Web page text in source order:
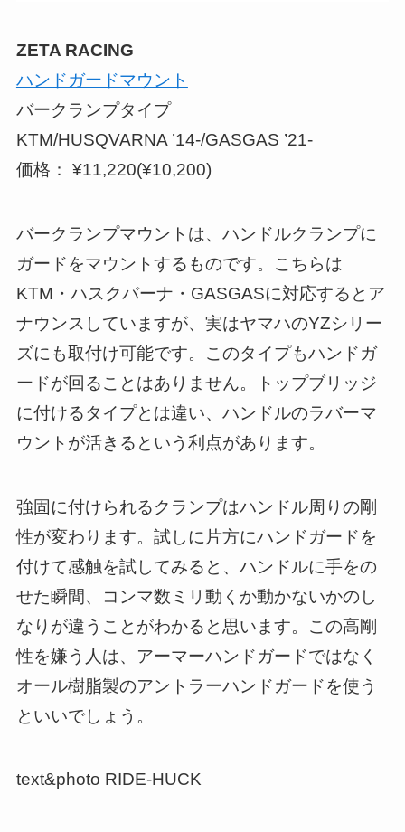
ZETA RACING
ハンドガードマウント
バークランプタイプ
KTM/HUSQVARNA ’14-/GASGAS ’21-
価格： ¥11,220(¥10,200)
バークランプマウントは、ハンドルクランプに
ガードをマウントするものです。こちらは
KTM・ハスクバーナ・GASGASに対応するとア
ナウンスしていますが、実はヤマハのYZシリー
ズにも取付け可能です。このタイプもハンドガ
ードが回ることはありません。トップブリッジ
に付けるタイプとは違い、ハンドルのラバーマ
ウントが活きるという利点があります。
強固に付けられるクランプはハンドル周りの剛
性が変わります。試しに片方にハンドガードを
付けて感触を試してみると、ハンドルに手をの
せた瞬間、コンマ数ミリ動くか動かないかのし
なりが違うことがわかると思います。この高剛
性を嫌う人は、アーマーハンドガードではなく
オール樹脂製のアントラーハンドガードを使う
といいでしょう。
text&photo RIDE-HUCK